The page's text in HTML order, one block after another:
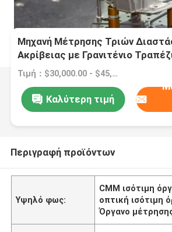
Μηχανή Μέτρησης Τριών
Ακρίβειας με Γρανιτένιο
Αισθητήρα Renishaw, Οπτικό
Τιμή：$30,000.00 - $45,000.00/sets
Καλύτερη τιμή
Περιγραφή προϊόντων
Υψηλό φως:
CMM ισότιμη
οπτική ισότιμη
Όργανο